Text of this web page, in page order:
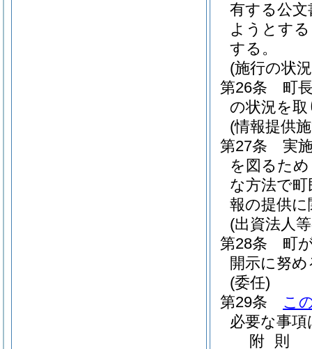
有する公
ようとす
する。
(施行の状
第26条
町
の状況を
(情報提供
第27条
実
を図るた
な方法で
報の提供
(出資法人
第28条
町
開示に努
(委任)
第29条
こ
必要な事
附 則